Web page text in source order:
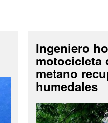
Ingeniero
motocicleta
metano
humedales